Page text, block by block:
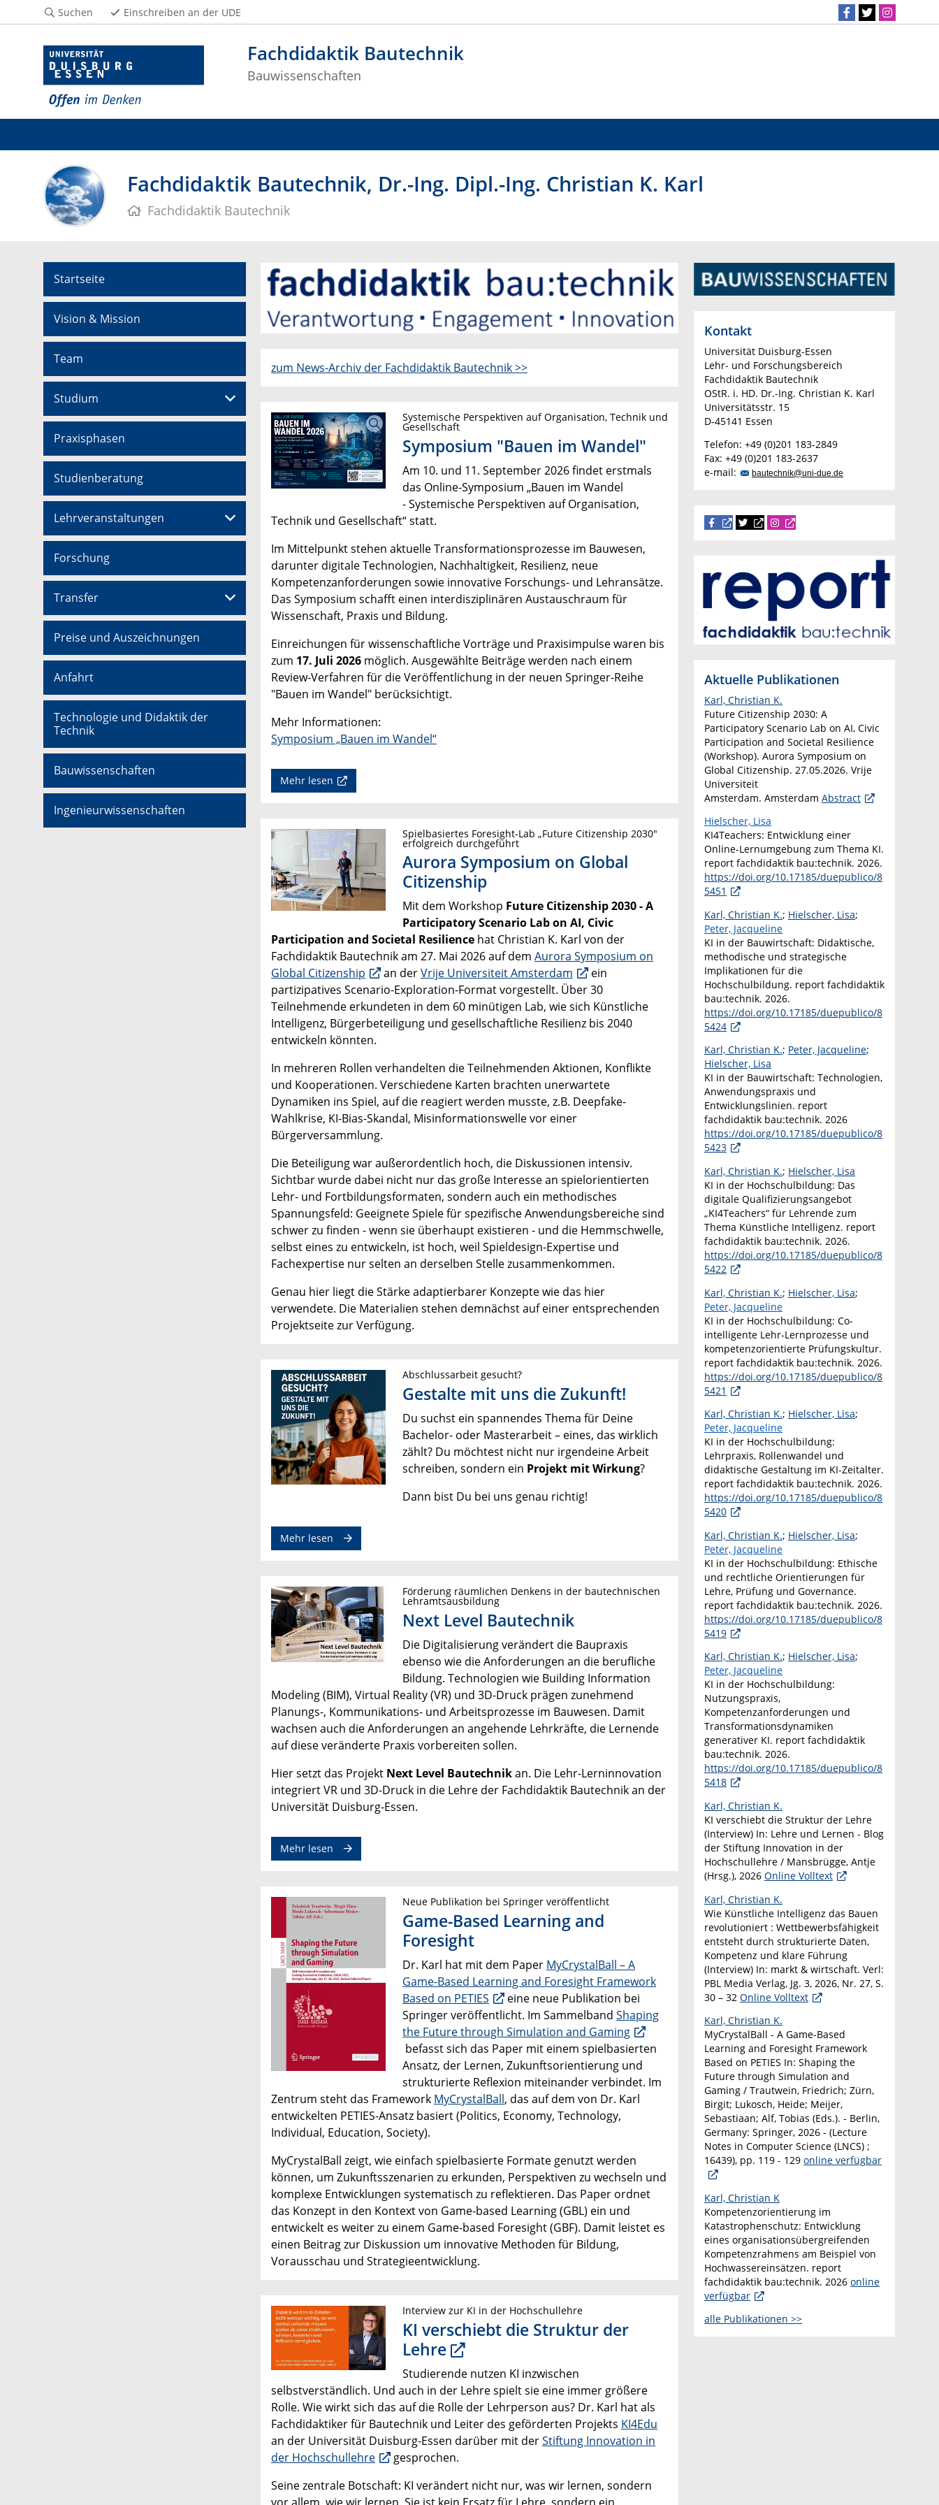
Fachdidaktik Bautechnik
Bauwissenschaften
Suchen Einschreiben an der UDE
Fachdidaktik Bautechnik, Dr.-Ing. Dipl.-Ing. Christian K. Karl
Fachdidaktik Bautechnik
Startseite
Vision & Mission
Team
Studium
Praxisphasen
Studienberatung
Lehrveranstaltungen
Forschung
Transfer
Preise und Auszeichnungen
Anfahrt
Technologie und Didaktik der
Technik
Bauwissenschaften
Ingenieurwissenschaften
zum News-Archiv der Fachdidaktik Bautechnik >>
Systemische Perspektiven auf Organisation, Technik und
Gesellschaft
Symposium "Bauen im Wandel"
Am 10. und 11. September 2026 findet erstmals
das Online-Symposium „Bauen im Wandel
- Systemische Perspektiven auf Organisation,
Technik und Gesellschaft“ statt.
Im Mittelpunkt stehen aktuelle Transformationsprozesse im Bauwesen,
darunter digitale Technologien, Nachhaltigkeit, Resilienz, neue
Kompetenzanforderungen sowie innovative Forschungs- und Lehransätze.
Das Symposium schafft einen interdisziplinären Austauschraum für
Wissenschaft, Praxis und Bildung.
Einreichungen für wissenschaftliche Vorträge und Praxisimpulse waren bis
zum 17. Juli 2026 möglich. Ausgewählte Beiträge werden nach einem
Review-Verfahren für die Veröffentlichung in der neuen Springer-Reihe
"Bauen im Wandel" berücksichtigt.
Mehr Informationen:
Symposium „Bauen im Wandel“
Mehr lesen
Spielbasiertes Foresight-Lab „Future Citizenship 2030"
erfolgreich durchgeführt
Aurora Symposium on Global
Citizenship
Mit dem Workshop Future Citizenship 2030 - A
Participatory Scenario Lab on AI, Civic
Participation and Societal Resilience hat Christian K. Karl von der
Fachdidaktik Bautechnik am 27. Mai 2026 auf dem Aurora Symposium on
Global Citizenship
an derVrije Universiteit Amsterdam
ein
partizipatives Scenario-Exploration-Format vorgestellt. Über 30
Teilnehmende erkundeten in dem 60 minütigen Lab, wie sich Künstliche
Intelligenz, Bürgerbeteiligung und gesellschaftliche Resilienz bis 2040
entwickeln könnten.
In mehreren Rollen verhandelten die Teilnehmenden Aktionen, Konflikte
und Kooperationen. Verschiedene Karten brachten unerwartete
Dynamiken ins Spiel, auf die reagiert werden musste, z.B. Deepfake-
Wahlkrise, KI-Bias-Skandal, Misinformationswelle vor einer
Bürgerversammlung.
Die Beteiligung war außerordentlich hoch, die Diskussionen intensiv.
Sichtbar wurde dabei nicht nur das große Interesse an spielorientierten
Lehr- und Fortbildungsformaten, sondern auch ein methodisches
Spannungsfeld: Geeignete Spiele für spezifische Anwendungsbereiche sind
schwer zu finden - wenn sie überhaupt existieren - und die Hemmschwelle,
selbst eines zu entwickeln, ist hoch, weil Spieldesign-Expertise und
Fachexpertise nur selten an derselben Stelle zusammenkommen.
Genau hier liegt die Stärke adaptierbarer Konzepte wie das hier
verwendete. Die Materialien stehen demnächst auf einer entsprechenden
Projektseite zur Verfügung.
Abschlussarbeit gesucht?
Gestalte mit uns die Zukunft!
Du suchst ein spannendes Thema für Deine
Bachelor- oder Masterarbeit – eines, das wirklich
zählt? Du möchtest nicht nur irgendeine Arbeit
schreiben, sondern ein Projekt mit Wirkung?
Dann bist Du bei uns genau richtig!
Mehr lesen
Förderung räumlichen Denkens in der bautechnischen
Lehramtsausbildung
Next Level Bautechnik
Die Digitalisierung verändert die Baupraxis
ebenso wie die Anforderungen an die berufliche
Bildung. Technologien wie Building Information
Modeling (BIM), Virtual Reality (VR) und 3D-Druck prägen zunehmend
Planungs-, Kommunikations- und Arbeitsprozesse im Bauwesen. Damit
wachsen auch die Anforderungen an angehende Lehrkräfte, die Lernende
auf diese veränderte Praxis vorbereiten sollen.
Hier setzt das Projekt Next Level Bautechnikan. Die Lehr-Lerninnovation
integriert VR und 3D-Druck in die Lehre der Fachdidaktik Bautechnik an der
Universität Duisburg-Essen.
Mehr lesen
Neue Publikation bei Springer veröffentlicht
Game-Based Learning and
Foresight
Dr. Karl hat mit dem Paper MyCrystalBall – A
Game-Based Learning and Foresight Framework
Based on PETIES
eine neue Publikation bei
Springer veröffentlicht. Im Sammelband Shaping
the Future through Simulation and Gaming
befasst sich das Paper mit einem spielbasierten
Ansatz, der Lernen, Zukunftsorientierung und
strukturierte Reflexion miteinander verbindet. Im
Zentrum steht das Framework MyCrystalBall, das auf dem von Dr. Karl
entwickelten PETIES-Ansatz basiert (Politics, Economy, Technology,
Individual, Education, Society).
MyCrystalBall zeigt, wie einfach spielbasierte Formate genutzt werden
können, um Zukunftsszenarien zu erkunden, Perspektiven zu wechseln und
komplexe Entwicklungen systematisch zu reflektieren. Das Paper ordnet
das Konzept in den Kontext von Game-based Learning (GBL) ein und
entwickelt es weiter zu einem Game-based Foresight (GBF). Damit leistet es
einen Beitrag zur Diskussion um innovative Methoden für Bildung,
Vorausschau und Strategieentwicklung.
Interview zur KI in der Hochschullehre
KI verschiebt die Struktur der
Lehre
Studierende nutzen KI inzwischen
selbstverständlich. Und auch in der Lehre spielt sie eine immer größere
Rolle. Wie wirkt sich das auf die Rolle der Lehrperson aus? Dr. Karl hat als
Fachdidaktiker für Bautechnik und Leiter des geförderten Projekts KI4Edu
an der Universität Duisburg-Essen darüber mit derStiftung Innovation in
der Hochschullehre
gesprochen.
Seine zentrale Botschaft: KI verändert nicht nur, was wir lernen, sondern
Kontakt
Universität Duisburg-Essen
Lehr- und Forschungsbereich
Fachdidaktik Bautechnik
OStR. i. HD. Dr.-Ing. Christian K. Karl
Universitätsstr. 15
D-45141 Essen
Telefon: +49 (0)201 183-2849
Fax: +49 (0)201 183-2637
e-mail:
bautechnik@uni-due.de
Aktuelle Publikationen
Karl, Christian K.
Future Citizenship 2030: A
Participatory Scenario Lab on AI, Civic
Participation and Societal Resilience
(Workshop). Aurora Symposium on
Global Citizenship. 27.05.2026. Vrije
Universiteit
Amsterdam. Amsterdam Abstract
Hielscher, Lisa
KI4Teachers: Entwicklung einer
Online-Lernumgebung zum Thema KI.
report fachdidaktik bau:technik. 2026.
https://doi.org/10.17185/duepublico/8
5451
Karl, Christian K.; Hielscher, Lisa;
Peter, Jacqueline
KI in der Bauwirtschaft: Didaktische,
methodische und strategische
Implikationen für die
Hochschulbildung. report fachdidaktik
bau:technik. 2026.
https://doi.org/10.17185/duepublico/8
5424
Karl, Christian K.; Peter, Jacqueline;
Hielscher, Lisa
KI in der Bauwirtschaft: Technologien,
Anwendungspraxis und
Entwicklungslinien. report
fachdidaktik bau:technik. 2026
https://doi.org/10.17185/duepublico/8
5423
Karl, Christian K.; Hielscher, Lisa
KI in der Hochschulbildung: Das
digitale Qualifizierungsangebot
„KI4Teachers“ für Lehrende zum
Thema Künstliche Intelligenz. report
fachdidaktik bau:technik. 2026.
https://doi.org/10.17185/duepublico/8
5422
Karl, Christian K.; Hielscher, Lisa;
Peter, Jacqueline
KI in der Hochschulbildung: Co-
intelligente Lehr-Lernprozesse und
kompetenzorientierte Prüfungskultur.
report fachdidaktik bau:technik. 2026.
https://doi.org/10.17185/duepublico/8
5421
Karl, Christian K.; Hielscher, Lisa;
Peter, Jacqueline
KI in der Hochschulbildung:
Lehrpraxis, Rollenwandel und
didaktische Gestaltung im KI-Zeitalter.
report fachdidaktik bau:technik. 2026.
https://doi.org/10.17185/duepublico/8
5420
Karl, Christian K.; Hielscher, Lisa;
Peter, Jacqueline
KI in der Hochschulbildung: Ethische
und rechtliche Orientierungen für
Lehre, Prüfung und Governance.
report fachdidaktik bau:technik. 2026.
https://doi.org/10.17185/duepublico/8
5419
Karl, Christian K.; Hielscher, Lisa;
Peter, Jacqueline
KI in der Hochschulbildung:
Nutzungspraxis,
Kompetenzanforderungen und
Transformationsdynamiken
generativer KI. report fachdidaktik
bau:technik. 2026.
https://doi.org/10.17185/duepublico/8
5418
Karl, Christian K.
KI verschiebt die Struktur der Lehre
(Interview) In: Lehre und Lernen - Blog
der Stiftung Innovation in der
Hochschullehre / Mansbrügge, Antje
(Hrsg.), 2026 Online Volltext
Karl, Christian K.
Wie Künstliche Intelligenz das Bauen
revolutioniert : Wettbewerbsfähigkeit
entsteht durch strukturierte Daten,
Kompetenz und klare Führung
(Interview) In: markt & wirtschaft. Verl:
PBL Media Verlag, Jg. 3, 2026, Nr. 27, S.
30 – 32 Online Volltext
Karl, Christian K.
MyCrystalBall - A Game-Based
Learning and Foresight Framework
Based on PETIES In: Shaping the
Future through Simulation and
Gaming / Trautwein, Friedrich; Zürn,
Birgit; Lukosch, Heide; Meijer,
Sebastiaan; Alf, Tobias (Eds.). - Berlin,
Germany: Springer, 2026 - (Lecture
Notes in Computer Science (LNCS) ;
16439), pp. 119 - 129 online verfügbar
Karl, Christian K
Kompetenzorientierung im
Katastrophenschutz: Entwicklung
eines organisationsübergreifenden
Kompetenzrahmens am Beispiel von
Hochwassereinsätzen. report
fachdidaktik bau:technik. 2026 online
verfügbar
alle Publikationen >>